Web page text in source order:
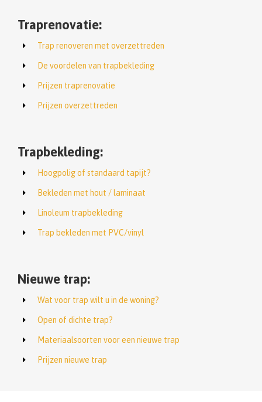
Traprenovatie:
Trap renoveren met overzettreden
De voordelen van trapbekleding
Prijzen traprenovatie
Prijzen overzettreden
Trapbekleding:
Hoogpolig of standaard tapijt?
Bekleden met hout / laminaat
Linoleum trapbekleding
Trap bekleden met PVC/vinyl
Nieuwe trap:
Wat voor trap wilt u in de woning?
Open of dichte trap?
Materiaalsoorten voor een nieuwe trap
Prijzen nieuwe trap